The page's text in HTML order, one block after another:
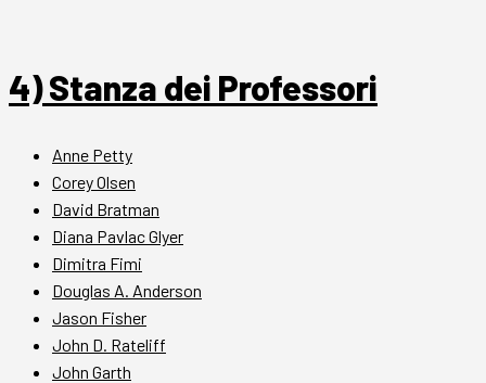
4) Stanza dei Professori
Anne Petty
Corey Olsen
David Bratman
Diana Pavlac Glyer
Dimitra Fimi
Douglas A. Anderson
Jason Fisher
John D. Rateliff
John Garth